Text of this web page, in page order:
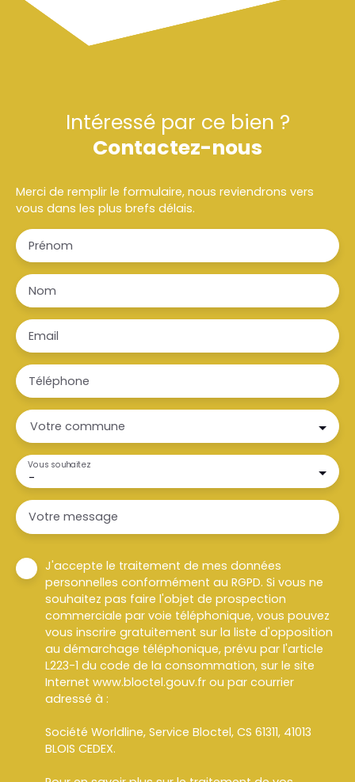
Intéressé par ce bien ?
Contactez-nous
Merci de remplir le formulaire, nous reviendrons vers
vous dans les plus brefs délais.
Prénom
Nom
Email
Téléphone
Votre commune
-
Vous souhaitez
Votre message
J'accepte le traitement de mes données
personnelles conformément au RGPD. Si vous ne
souhaitez pas faire l'objet de prospection
commerciale par voie téléphonique, vous pouvez
vous inscrire gratuitement sur la liste d'opposition
au démarchage téléphonique, prévu par l'article
L223-1 du code de la consommation, sur le site
Internet www.bloctel.gouv.fr ou par courrier
adressé à :
Société Worldline, Service Bloctel, CS 61311, 41013
BLOIS CEDEX.